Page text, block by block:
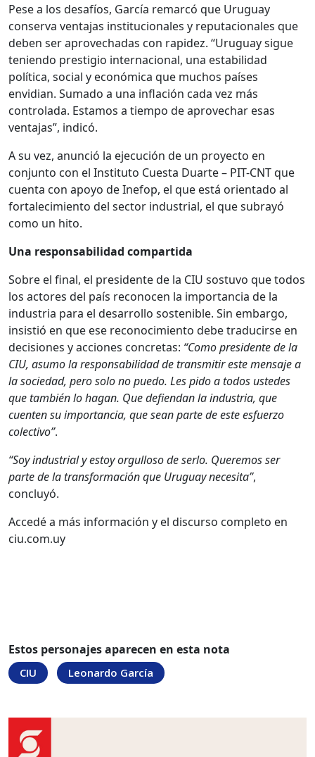
Pese a los desafíos, García remarcó que Uruguay
conserva ventajas institucionales y reputacionales que
deben ser aprovechadas con rapidez. “Uruguay sigue
teniendo prestigio internacional, una estabilidad
política, social y económica que muchos países
envidian. Sumado a una inflación cada vez más
controlada. Estamos a tiempo de aprovechar esas
ventajas”, indicó.
A su vez, anunció la ejecución de un proyecto en
conjunto con el Instituto Cuesta Duarte – PIT-CNT que
cuenta con apoyo de Inefop, el que está orientado al
fortalecimiento del sector industrial, el que subrayó
como un hito.
Una responsabilidad compartida
Sobre el final, el presidente de la CIU sostuvo que todos
los actores del país reconocen la importancia de la
industria para el desarrollo sostenible. Sin embargo,
insistió en que ese reconocimiento debe traducirse en
decisiones y acciones concretas: “Como presidente de la
CIU, asumo la responsabilidad de transmitir este mensaje a
la sociedad, pero solo no puedo. Les pido a todos ustedes
que también lo hagan. Que defiendan la industria, que
cuenten su importancia, que sean parte de este esfuerzo
colectivo”.
“Soy industrial y estoy orgulloso de serlo. Queremos ser
parte de la transformación que Uruguay necesita”,
concluyó.
Accedé a más información y el discurso completo en
ciu.com.uy
Estos personajes aparecen en esta nota
CIU Leonardo García